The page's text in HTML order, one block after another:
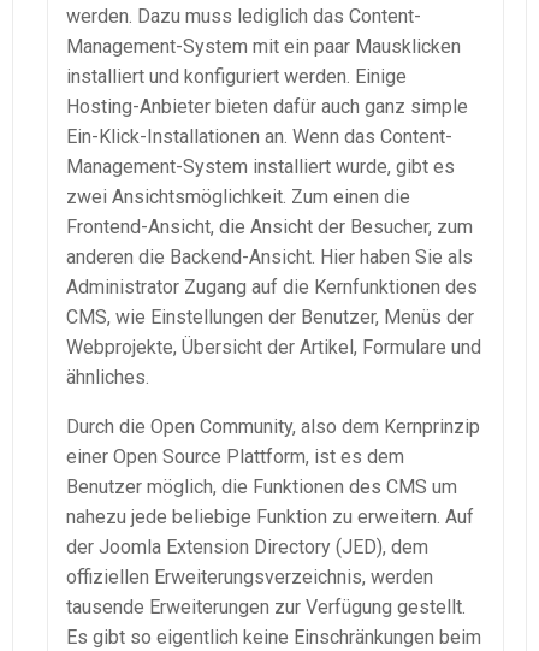
werden. Dazu muss lediglich das Content-
Management-System mit ein paar Mausklicken
installiert und konfiguriert werden. Einige
Hosting-Anbieter bieten dafür auch ganz simple
Ein-Klick-Installationen an. Wenn das Content-
Management-System installiert wurde, gibt es
zwei Ansichtsmöglichkeit. Zum einen die
Frontend-Ansicht, die Ansicht der Besucher, zum
anderen die Backend-Ansicht. Hier haben Sie als
Administrator Zugang auf die Kernfunktionen des
CMS, wie Einstellungen der Benutzer, Menüs der
Webprojekte, Übersicht der Artikel, Formulare und
ähnliches.
Durch die Open Community, also dem Kernprinzip
einer Open Source Plattform, ist es dem
Benutzer möglich, die Funktionen des CMS um
nahezu jede beliebige Funktion zu erweitern. Auf
der Joomla Extension Directory (JED), dem
offiziellen Erweiterungsverzeichnis, werden
tausende Erweiterungen zur Verfügung gestellt.
Es gibt so eigentlich keine Einschränkungen beim